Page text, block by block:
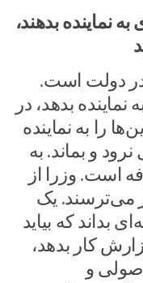
نماینده بدهند،
دولت است.
بدهد، در
را به نماینده
و بماند. به
است. وزرا از
می‌ترسند. یک
بداند که بیاید
کار بدهد،
و